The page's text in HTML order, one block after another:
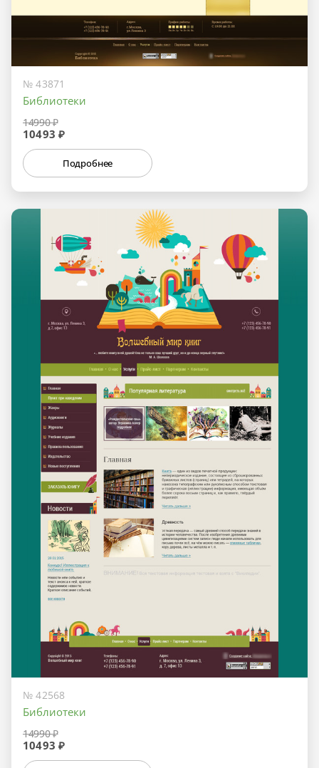
№ 43871
Библиотеки
14990 ₽
10493 ₽
Подробнее
№ 42568
Библиотеки
14990 ₽
10493 ₽